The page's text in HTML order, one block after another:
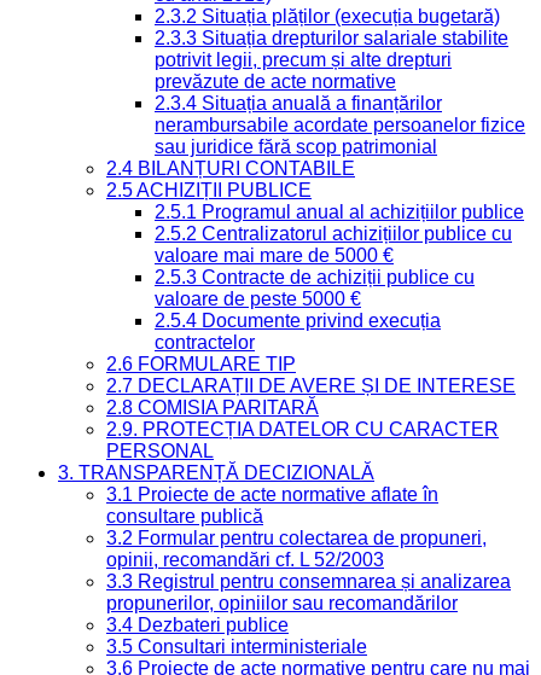
2.3.2 Situația plăților (execuția bugetară)
2.3.3 Situația drepturilor salariale stabilite
potrivit legii, precum și alte drepturi
prevăzute de acte normative
2.3.4 Situația anuală a finanțărilor
nerambursabile acordate persoanelor fizice
sau juridice fără scop patrimonial
2.4 BILANȚURI CONTABILE
2.5 ACHIZIȚII PUBLICE
2.5.1 Programul anual al achizițiilor publice
2.5.2 Centralizatorul achizițiilor publice cu
valoare mai mare de 5000 €
2.5.3 Contracte de achiziții publice cu
valoare de peste 5000 €
2.5.4 Documente privind execuția
contractelor
2.6 FORMULARE TIP
2.7 DECLARAȚII DE AVERE ȘI DE INTERESE
2.8 COMISIA PARITARĂ
2.9. PROTECȚIA DATELOR CU CARACTER
PERSONAL
3. TRANSPARENȚĂ DECIZIONALĂ
3.1 Proiecte de acte normative aflate în
consultare publică
3.2 Formular pentru colectarea de propuneri,
opinii, recomandări cf. L 52/2003
3.3 Registrul pentru consemnarea și analizarea
propunerilor, opiniilor sau recomandărilor
3.4 Dezbateri publice
3.5 Consultari interministeriale
3.6 Proiecte de acte normative pentru care nu mai